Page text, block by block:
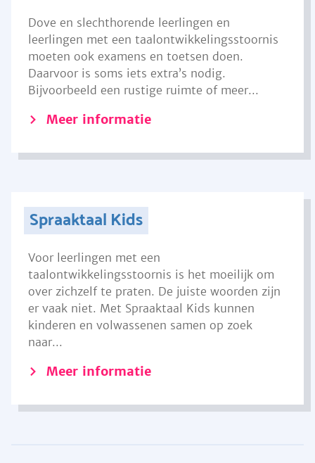
Dove en slechthorende leerlingen en
leerlingen met een taalontwikkelingsstoornis
moeten ook examens en toetsen doen.
Daarvoor is soms iets extra’s nodig.
Bijvoorbeeld een rustige ruimte of meer...
Meer informatie
Spraaktaal Kids
Voor leerlingen met een
taalontwikkelingsstoornis is het moeilijk om
over zichzelf te praten. De juiste woorden zijn
er vaak niet. Met Spraaktaal Kids kunnen
kinderen en volwassenen samen op zoek
naar...
Meer informatie